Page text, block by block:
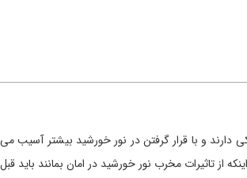
دارند و با قرار گرفتن در نور خورشید بیشتر آسیب می
از تاثیرات مخرب نور خورشید در امان بمانند باید قبل